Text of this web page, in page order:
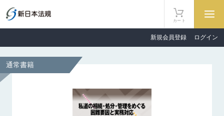
新規会員登録 ログイン
カート
通常書籍